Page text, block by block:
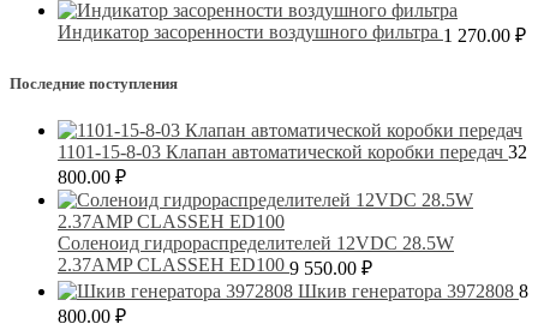
Индикатор засоренности воздушного фильтра 1 270.00 ₽
Последние поступления
1101-15-8-03 Клапан автоматической коробки передач 32
800.00 ₽
Соленоид гидрораспределителей 12VDC 28.5W
2.37AMP CLASSEH ED100 9 550.00 ₽
Шкив генератора 3972808 8
800.00 ₽